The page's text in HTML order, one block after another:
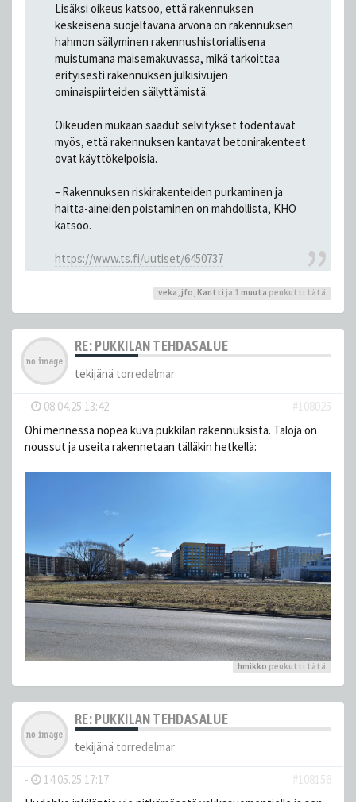
Lisäksi oikeus katsoo, että rakennuksen
keskeisenä suojeltavana arvona on rakennuksen
hahmon säilyminen rakennushistoriallisena
muistumana maisemakuvassa, mikä tarkoittaa
erityisesti rakennuksen julkisivujen
ominaispiirteiden säilyttämistä.
Oikeuden mukaan saadut selvitykset todentavat
myös, että rakennuksen kantavat betonirakenteet
ovat käyttökelpoisia.
– Rakennuksen riskirakenteiden purkaminen ja
haitta-aineiden poistaminen on mahdollista, KHO
katsoo.
https://www.ts.fi/uutiset/6450737
veka, jfo, Kantti ja 1 muuta peukutti tätä
RE: PUKKILAN TEHDASALUE
tekijänä torredelmar
- 08.04.25 13:42
#108025
Ohi mennessä nopea kuva pukkilan rakennuksista. Taloja on
noussut ja useita rakennetaan tälläkin hetkellä:
hmikko peukutti tätä
RE: PUKKILAN TEHDASALUE
tekijänä torredelmar
- 14.05.25 17:17
#108156